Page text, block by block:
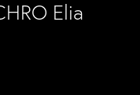
Elia